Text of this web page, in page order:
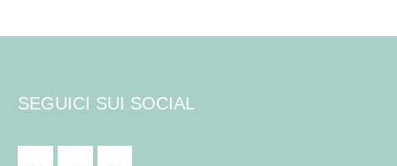
SEGUICI SUI SOCIAL